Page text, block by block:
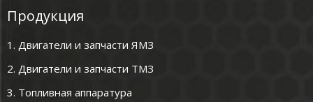
Продукция
1. Двигатели и запчасти ЯМЗ
2. Двигатели и запчасти ТМЗ
3. Топливная аппаратура